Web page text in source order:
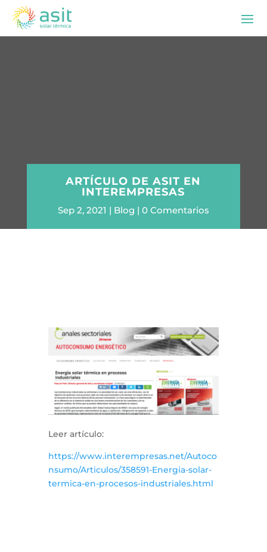
ARTÍCULO DE ASIT EN
INTEREMPRESAS
Sep 2, 2021 Blog 0 Comentarios
Leer artículo:
https://www.interempresas.net/Autoco
nsumo/Articulos/358591-Energia-solar-
termica-en-procesos-industriales.html